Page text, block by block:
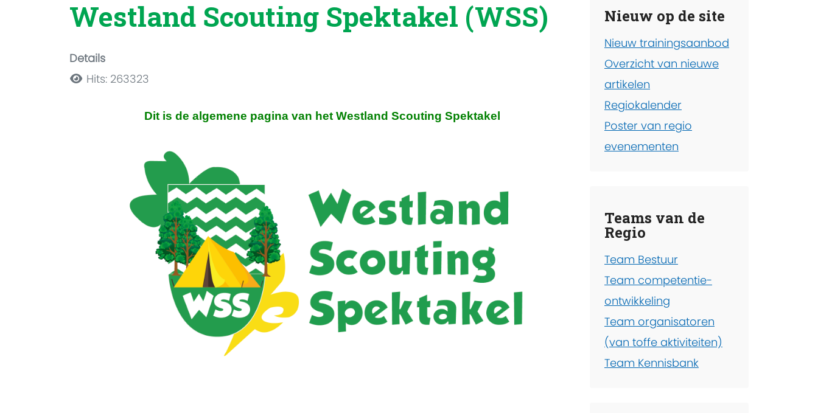
Westland Scouting Spektakel (WSS)
Details
Hits: 263323
Dit is de algemene pagina van het Westland Scouting Spektakel
Nieuw op de site
Nieuw trainingsaanbod
Overzicht van nieuwe
artikelen
Regiokalender
Poster van regio
evenementen
Teams van de
Regio
Team Bestuur
Team competentie-
ontwikkeling
Team organisatoren
(van toffe aktiviteiten)
Team Kennisbank